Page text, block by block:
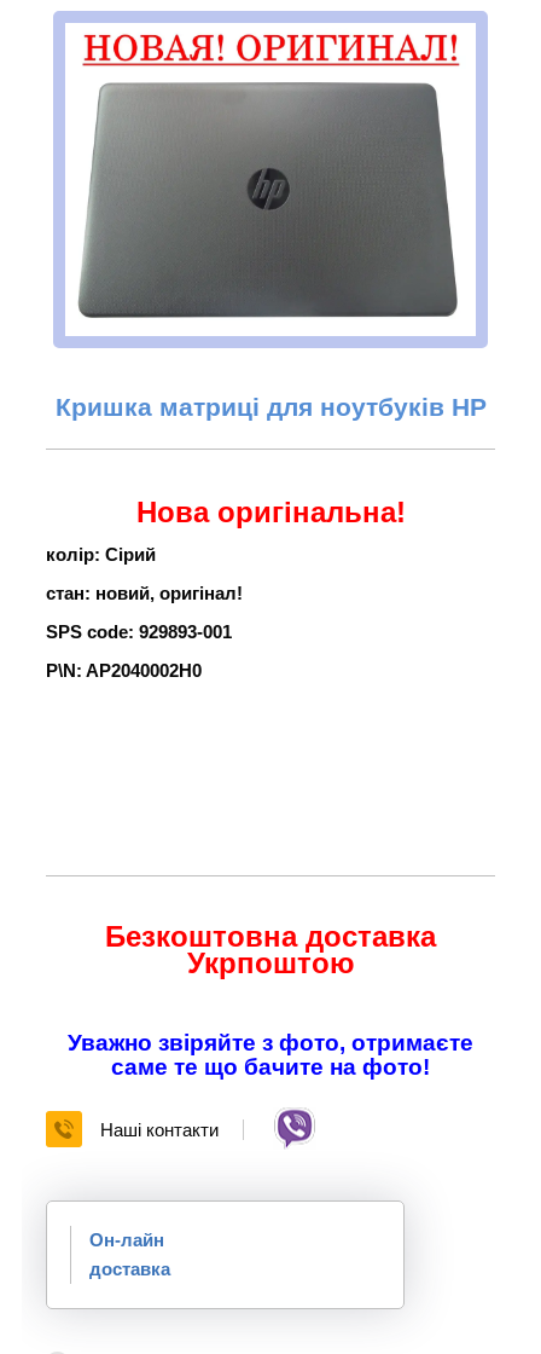
Кришка матриці для ноутбуків HP
Нова оригінальна!
колір: Сірий
стан: новий, оригінал!
SPS code: 929893-001
P\N: AP2040002H0
Безкоштовна доставка
Укрпоштою
Уважно звіряйте з фото, отримаєте
саме те що бачите на фото!
Наші контакти
Он-лайн
доставка